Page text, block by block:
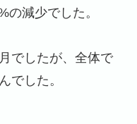
の減少でした。
でしたが、全体で
でした。